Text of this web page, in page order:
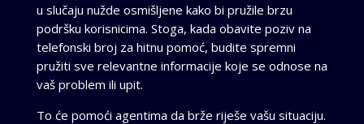
u slučaju nužde osmišljene kako bi pružile brzu
podršku korisnicima. Stoga, kada obavite poziv na
telefonski broj za hitnu pomoć, budite spremni
pružiti sve relevantne informacije koje se odnose na
vaš problem ili upit.
To će pomoći agentima da brže riješe vašu situaciju.